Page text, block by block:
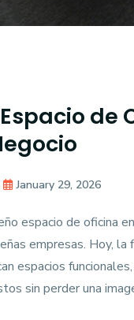
de
January 29, 2026
espacio de oficina
empresas. Hoy,
espacios
sin perder una